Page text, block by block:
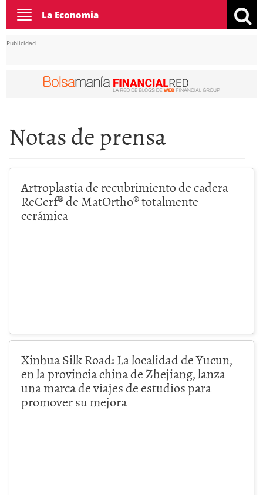
Toggle
navigation
La Economia
Publicidad
Notas de prensa
Artroplastia de recubrimiento de cadera
ReCerf® de MatOrtho® totalmente
cerámica
Xinhua Silk Road: La localidad de Yucun,
en la provincia china de Zhejiang, lanza
una marca de viajes de estudios para
promover su mejora